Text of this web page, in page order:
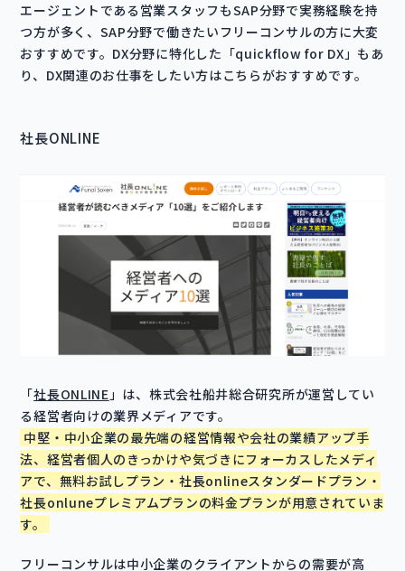
エージェントである営業スタッフもSAP分野で実務経験を持
つ方が多く、SAP分野で働きたいフリーコンサルの方に大変
おすすめです。DX分野に特化した「quickflow for DX」もあ
り、DX関連のお仕事をしたい方はこちらがおすすめです。
社長ONLINE
「社長ONLINE 」は、株式会社船井総合研究所が運営してい
る経営者向けの業界メディアです。
中堅・中小企業の最先端の経営情報や会社の業績アップ手
法、経営者個人のきっかけや気づきにフォーカスしたメディ
アで、無料お試しプラン・社長onlineスタンダードプラン・
社長onluneプレミアムプランの料金プランが用意されていま
す。
フリーコンサルは中小企業のクライアントからの需要が高